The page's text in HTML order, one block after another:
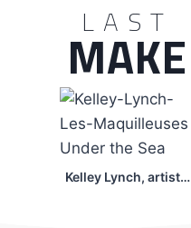
LAST
MAKE
Kelley Lynch, artist…